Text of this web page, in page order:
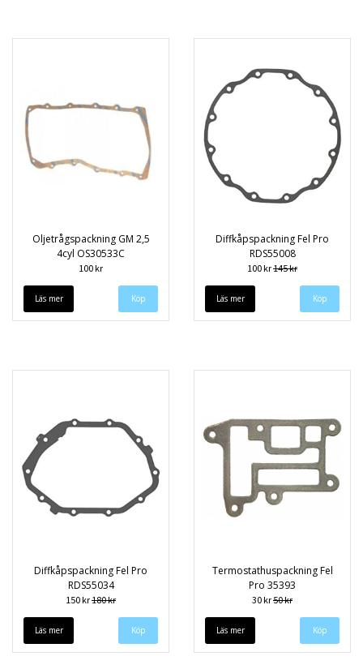
Oljetrågspackning GM 2,5
4cyl OS30533C
100 kr
Läs mer
Diffkåpspackning Fel Pro
RDS55008
100 kr145 kr
Läs mer
Diffkåpspackning Fel Pro
RDS55034
150 kr180 kr
Läs mer
Termostathuspackning Fel
Pro 35393
30 kr50 kr
Läs mer